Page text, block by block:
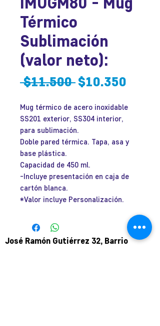
Térmico
Sublimación
(valor neto):
$11.500 Precio
$10.350
oferta
Mug térmico de acero inoxidable
SS201 exterior, SS304 interior,
para sublimación.
Doble pared térmica. Tapa, asa y
base plástica.
Capacidad de 450 ml.
-Incluye presentación en caja de
cartón blanca.
*Valor incluye Personalización.
José Ramón Gutiérrez 32, Barrio